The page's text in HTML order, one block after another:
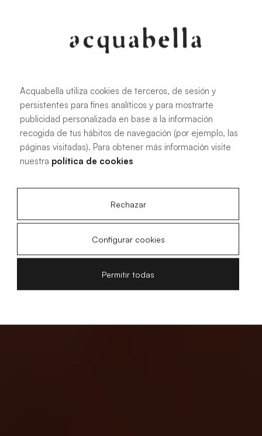
Acquabella utiliza cookies de terceros, de sesión y
persistentes para fines analíticos y para mostrarte
publicidad personalizada en base a la información
recogida de tus hábitos de navegación (por ejemplo, las
páginas visitadas). Para obtener más información visite
nuestra política de cookies
Rechazar
Configurar cookies
Permitir todas